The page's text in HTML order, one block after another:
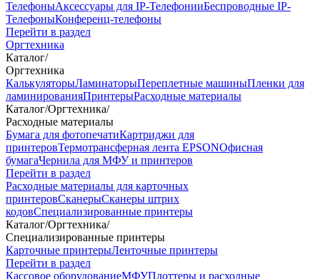
ТелефоныАксессуары для IP-ТелефонииБеспроводные IP-
ТелефоныКонференц-телефоны
Перейти в раздел
Оргтехника
Каталог/
Оргтехника
КалькуляторыЛаминаторыПереплетные машиныПленки для
ламинированияПринтерыРасходные материалы
Каталог/Оргтехника/
Расходные материалы
Бумага для фотопечатиКартриджи для
принтеровТермотрансферная лента EPSONОфисная
бумагаЧернила для МФУ и принтеров
Перейти в раздел
Расходные материалы для карточных
принтеровСканерыСканеры штрих
кодовСпециализированные принтеры
Каталог/Оргтехника/
Специализированные принтеры
Карточные принтерыЛенточные принтеры
Перейти в раздел
Кассовое оборудованиеМФУПлоттеры и расходные